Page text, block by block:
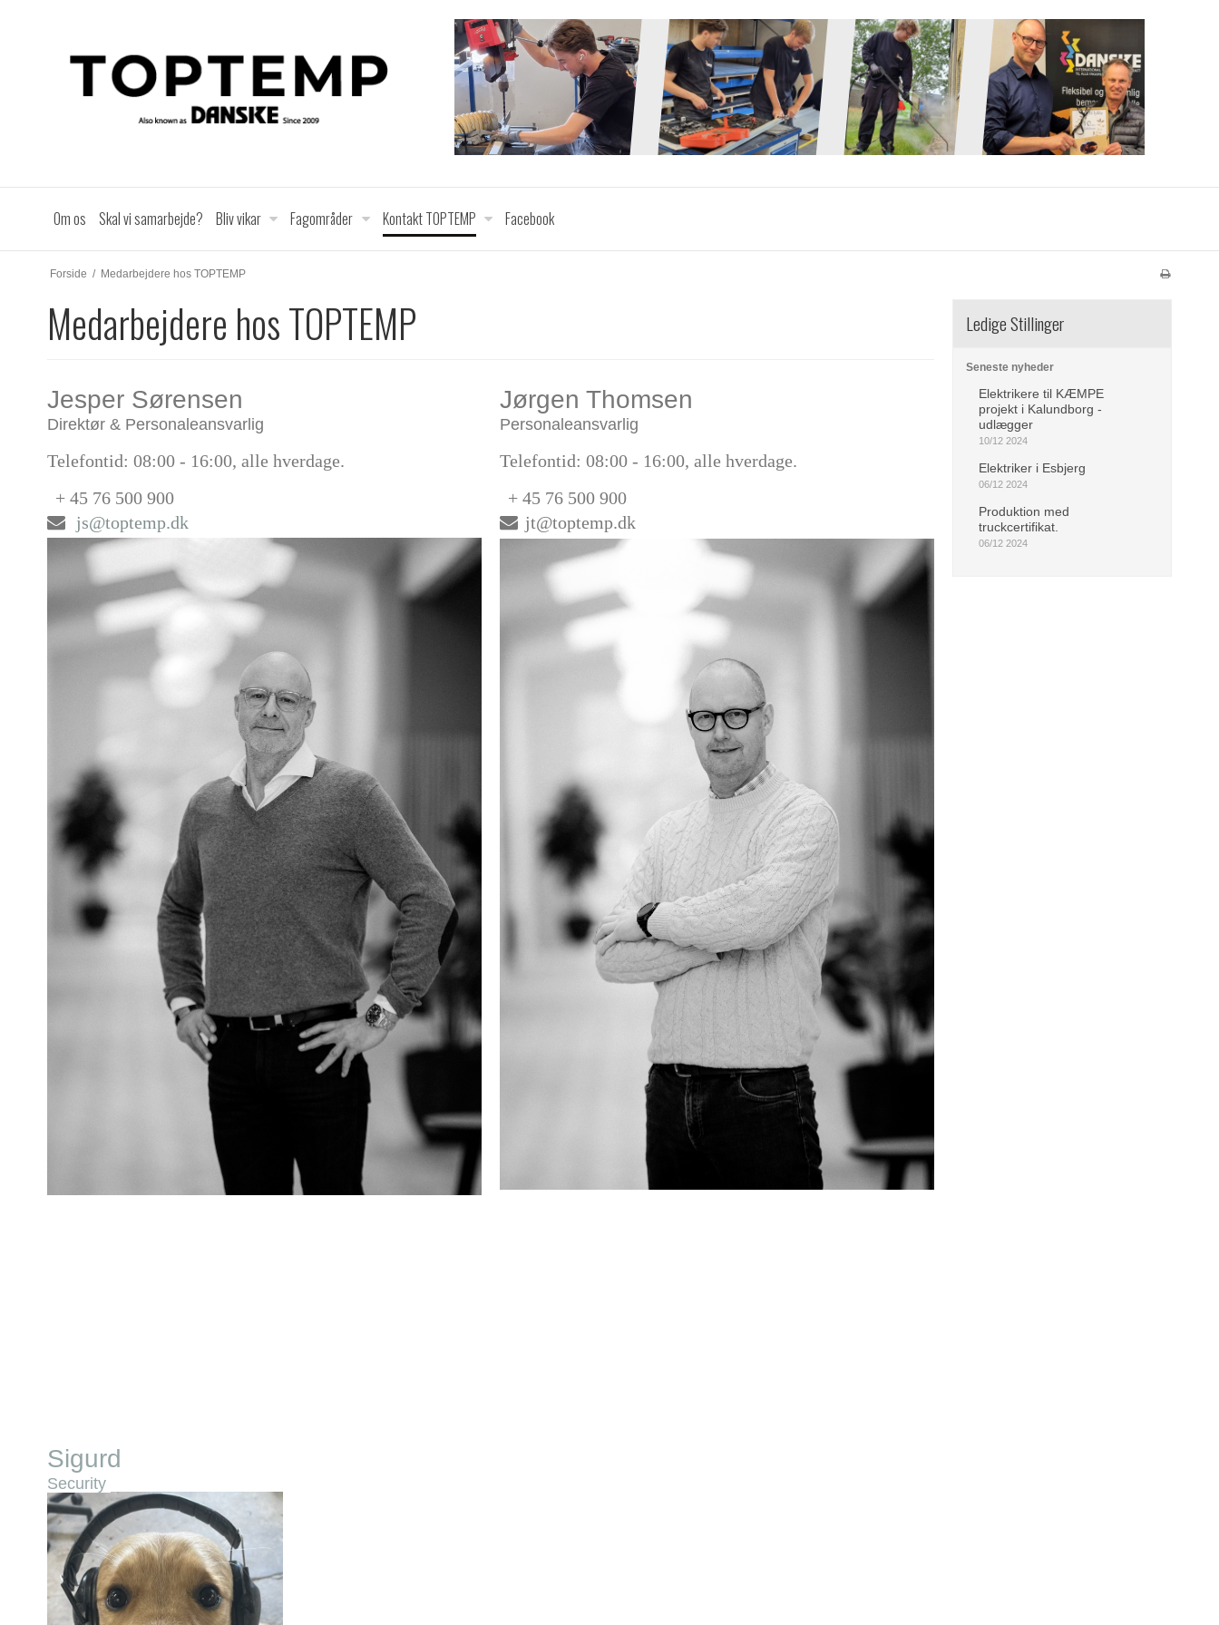
Om os Skal vi samarbejde? Bliv vikar Fagområder Kontakt TOPTEMP Facebook
Forside / Medarbejdere hos TOPTEMP
Medarbejdere hos TOPTEMP
Jesper Sørensen
Direktør & Personaleansvarlig
Telefontid: 08:00 - 16:00, alle hverdage.
+ 45 76 500 900
js@toptemp.dk
Jørgen Thomsen
Personaleansvarlig
Telefontid: 08:00 - 16:00, alle hverdage.
+ 45 76 500 900
jt@toptemp.dk
Sigurd
Security
Ledige Stillinger
Seneste nyheder
Elektrikere til KÆMPE
projekt i Kalundborg -
udlægger
10/12 2024
Elektriker i Esbjerg
06/12 2024
Produktion med
truckcertifikat.
06/12 2024